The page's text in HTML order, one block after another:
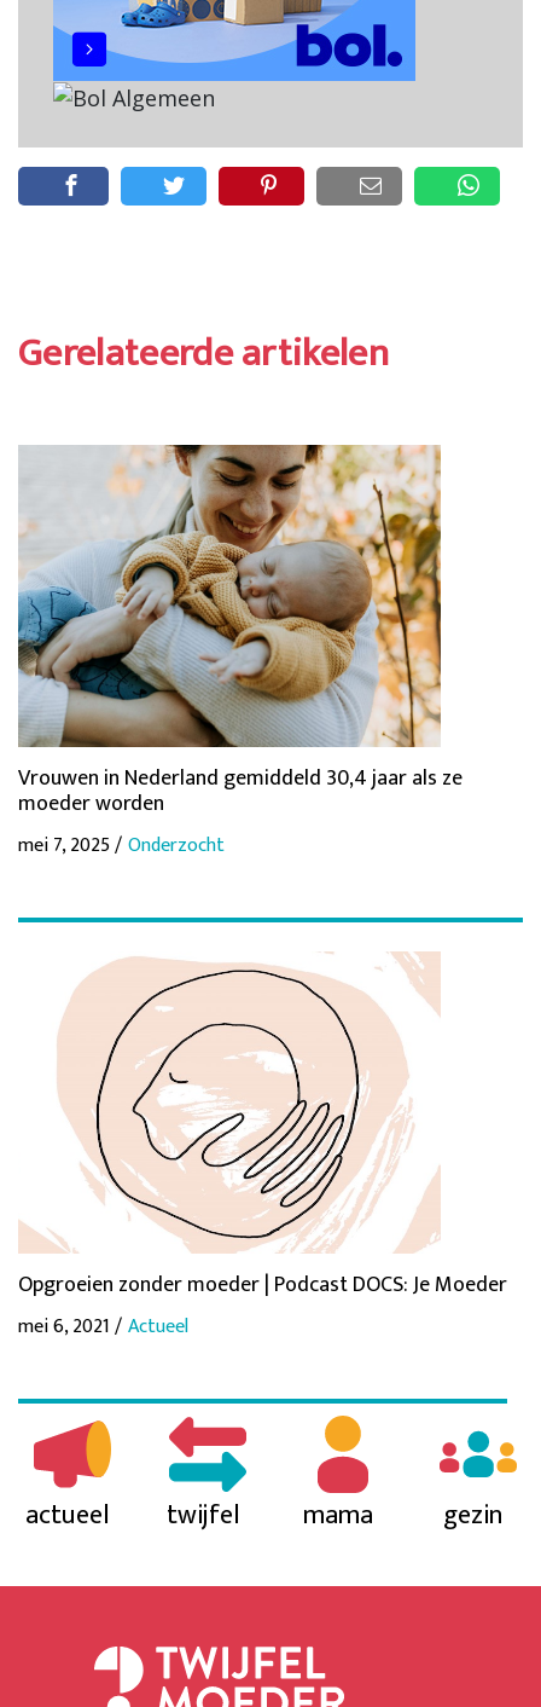
Gerelateerde artikelen
Vrouwen in Nederland gemiddeld 30,4 jaar als ze
moeder worden
mei 7, 2025 /Onderzocht
Opgroeien zonder moeder | Podcast DOCS: Je Moeder
mei 6, 2021 /Actueel
actueel twijfel mama gezin